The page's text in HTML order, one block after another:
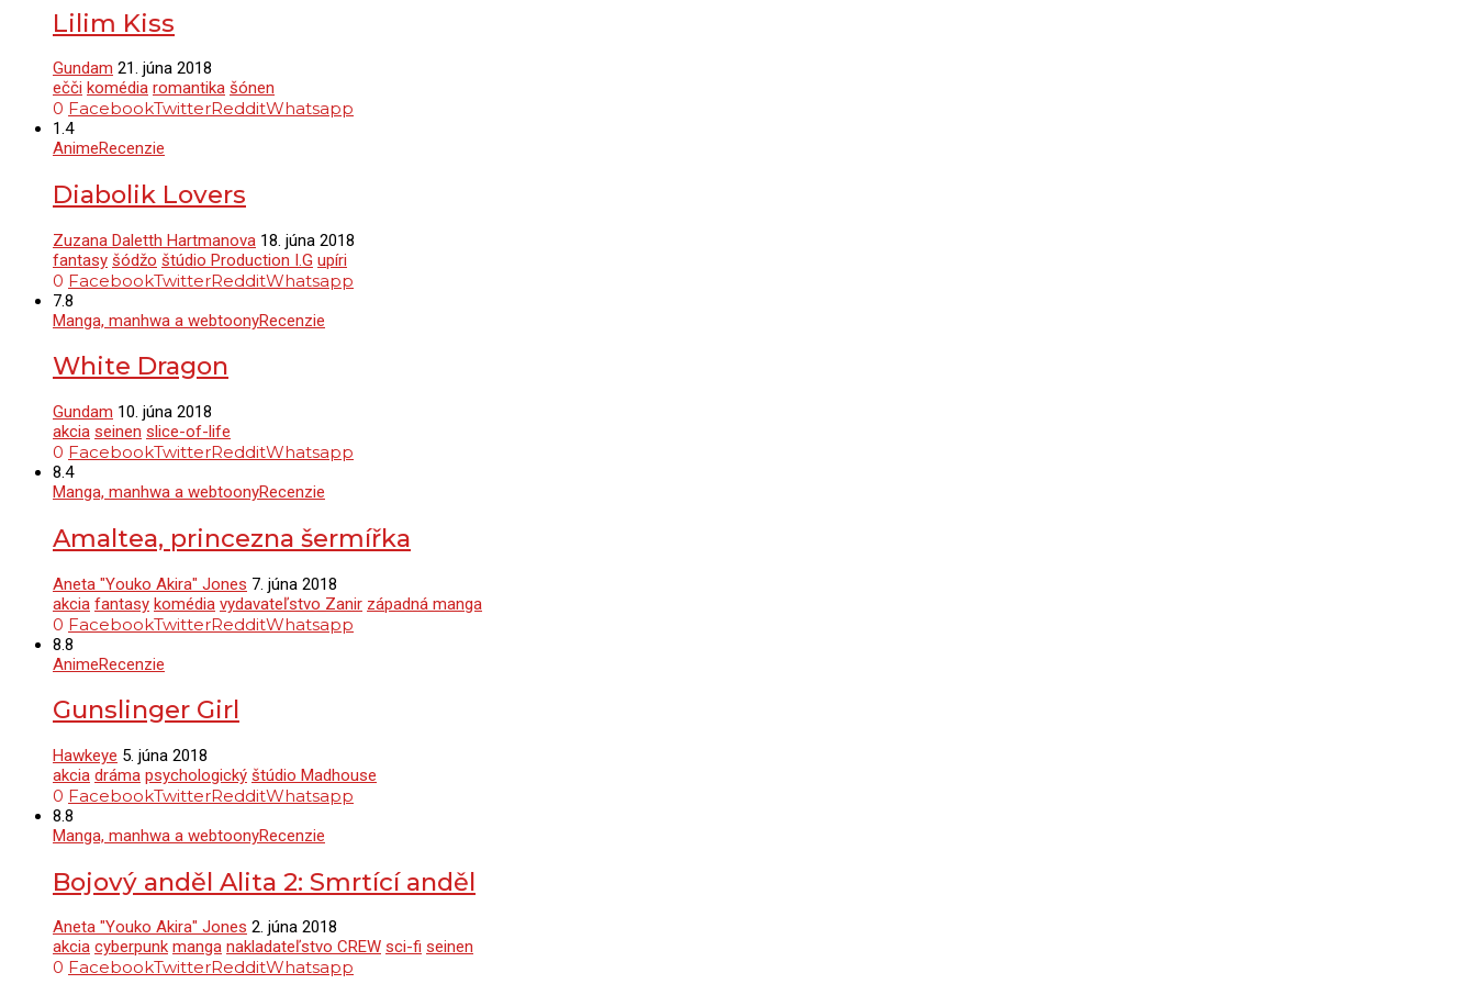
Lilim Kiss
Gundam 21. júna 2018
ečči komédia romantika šónen
0 FacebookTwitterRedditWhatsapp
1.4
AnimeRecenzie
Diabolik Lovers
Zuzana Daletth Hartmanova 18. júna 2018
fantasy šódžo štúdio Production I.G upíri
0 FacebookTwitterRedditWhatsapp
7.8
Manga, manhwa a webtoonyRecenzie
White Dragon
Gundam 10. júna 2018
akcia seinen slice-of-life
0 FacebookTwitterRedditWhatsapp
8.4
Manga, manhwa a webtoonyRecenzie
Amaltea, princezna šermířka
Aneta "Youko Akira" Jones 7. júna 2018
akcia fantasy komédia vydavateľstvo Zanir západná manga
0 FacebookTwitterRedditWhatsapp
8.8
AnimeRecenzie
Gunslinger Girl
Hawkeye 5. júna 2018
akcia dráma psychologický štúdio Madhouse
0 FacebookTwitterRedditWhatsapp
8.8
Manga, manhwa a webtoonyRecenzie
Bojový anděl Alita 2: Smrtící anděl
Aneta "Youko Akira" Jones 2. júna 2018
akcia cyberpunk manga nakladateľstvo CREW sci-fi seinen
0 FacebookTwitterRedditWhatsapp